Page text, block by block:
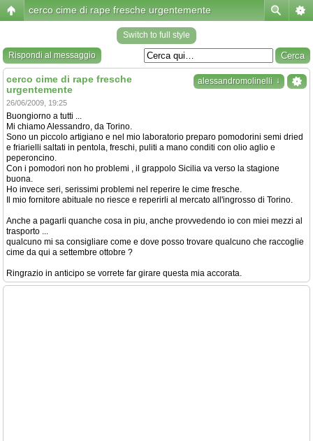
cerco cime di rape fresche urgentemente
Switch to full style
Rispondi al messaggio
alessandromolinelli ↓
cerco cime di rape fresche
urgentemente
26/06/2009, 19:25
Buongiorno a tutti ...
Mi chiamo Alessandro, da Torino.
Sono un piccolo artigiano e nel mio laboratorio preparo pomodorini semi dried
e friarielli saltati in pentola, freschi, puliti a mano conditi con olio aglio e
peperoncino.
Con i pomodori non ho problemi , il grappolo Sicilia va verso la stagione
buona.
Ho invece seri, serissimi problemi nel reperire le cime fresche.
Il mio fornitore abituale no riesce e reperirli al mercato all'ingrosso di Torino.
Anche a pagarli quanche cosa in piu, anche provvedendo io con miei mezzi al
trasporto ...
qualcuno mi sa consigliare come e dove posso trovare qualcuno che raccoglie
cime da qui a settembre ottobre ?
Ringrazio in anticipo se vorrete far girare questa mia accorata.